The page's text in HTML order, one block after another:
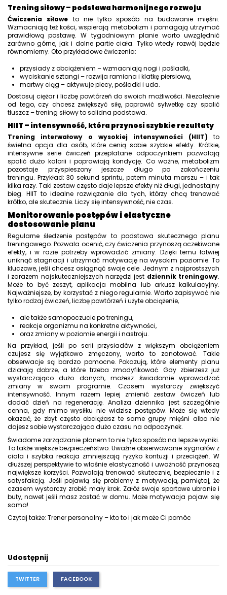
Trening siłowy – podstawa harmonijnego rozwoju
Ćwiczenia siłowe to nie tylko sposób na budowanie mięśni.
Wzmacniają też kości, wspierają metabolizm i pomagają utrzymać
prawidłową postawę. W tygodniowym planie warto uwzględnić
zarówno górne, jak i dolne partie ciała. Tylko wtedy rozwój będzie
równomierny. Oto przykładowe ćwiczenia:
przysiady z obciążeniem – wzmacniają nogi i pośladki,
wyciskanie sztangi – rozwija ramiona i klatkę piersiową,
martwy ciąg – aktywuje plecy, pośladki i uda.
Dostosuj ciężar i liczbę powtórzeń do swoich możliwości. Niezależnie
od tego, czy chcesz zwiększyć siłę, poprawić sylwetkę czy spalić
tłuszcz – trening siłowy to solidna podstawa.
HIIT – intensywność, która przynosi szybkie rezultaty
Trening interwałowy o wysokiej intensywności (HIIT) to
świetna opcja dla osób, które cenią sobie szybkie efekty. Krótkie,
intensywne serie ćwiczeń przeplatane odpoczynkiem pozwalają
spalić dużo kalorii i poprawiają kondycję. Co ważne, metabolizm
pozostaje przyspieszony jeszcze długo po zakończeniu
treningu. Przykład: 30 sekund sprintu, potem minuta marszu – i tak
kilka razy. Taki zestaw często daje lepsze efekty niż długi, jednostajny
bieg. HIIT to idealne rozwiązanie dla tych, którzy chcą trenować
krótko, ale skutecznie. Liczy się intensywność, nie czas.
Monitorowanie postępów i elastyczne
dostosowanie planu
Regularne śledzenie postępów to podstawa skutecznego planu
treningowego. Pozwala ocenić, czy ćwiczenia przynoszą oczekiwane
efekty, i w razie potrzeby wprowadzić zmiany. Dzięki temu łatwiej
uniknąć stagnacji i utrzymać motywację na wysokim poziomie. To
kluczowe, jeśli chcesz osiągnąć swoje cele. Jednym z najprostszych
i zarazem najskuteczniejszych narzędzi jest dziennik treningowy.
Może to być zeszyt, aplikacja mobilna lub arkusz kalkulacyjny.
Najważniejsze, by korzystać z niego regularnie. Warto zapisywać nie
tylko rodzaj ćwiczeń, liczbę powtórzeń i użyte obciążenie,
ale także samopoczucie po treningu,
reakcje organizmu na konkretne aktywności,
oraz zmiany w poziomie energii i nastroju.
Na przykład, jeśli po serii przysiadów z większym obciążeniem
czujesz się wyjątkowo zmęczony, warto to zanotować. Takie
obserwacje są bardzo pomocne. Pokazują, które elementy planu
działają dobrze, a które trzeba zmodyfikować. Gdy zbierzesz już
wystarczająco dużo danych, możesz świadomie wprowadzać
zmiany w swoim programie. Czasem wystarczy zwiększyć
intensywność. Innym razem lepiej zmienić zestaw ćwiczeń lub
dodać dzień na regenerację. Analiza dziennika jest szczególnie
cenna, gdy mimo wysiłku nie widzisz postępów. Może się wtedy
okazać, że zbyt często obciążasz te same grupy mięśni albo nie
dajesz sobie wystarczająco dużo czasu na odpoczynek.
Świadome zarządzanie planem to nie tylko sposób na lepsze wyniki.
To także większe bezpieczeństwo. Uważne obserwowanie sygnałów z
ciała i szybka reakcja zmniejszają ryzyko kontuzji i przeciążeń. W
dłuższej perspektywie to właśnie elastyczność i uważność przynoszą
największe korzyści. Pozwalają trenować skutecznie, bezpiecznie i z
satysfakcją. Jeśli pojawią się problemy z motywacją, pamiętaj, że
czasem wystarczy zrobić mały krok. Załóż swoje sportowe ubraniei
buty, nawet jeśli masz zostać w domu. Może motywacja pojawi się
sama!
Czytaj także: Trener personalny – kto to i jak może Ci pomóc
Udostępnij
TWITTER FACEBOOK